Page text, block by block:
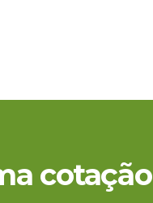
cotação